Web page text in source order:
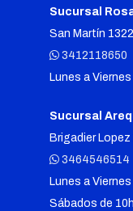
Sucursal
San Martín
3412118650
Lunes a
Sucursal
Brigadier
3464546514
Lunes a
Sábados de